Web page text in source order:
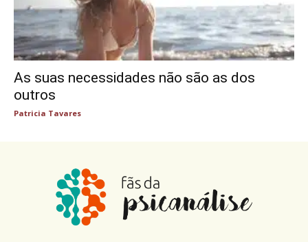
As suas necessidades não são as dos
outros
Patricia Tavares